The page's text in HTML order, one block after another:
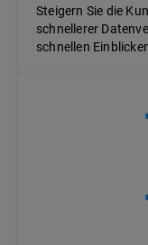
Steigern Sie die
schnellerer
schnellen